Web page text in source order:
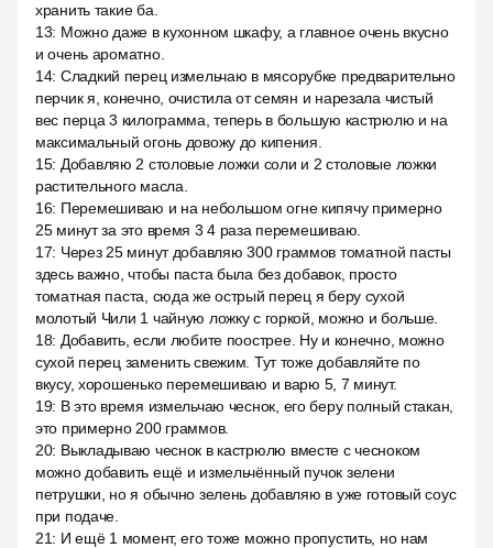
хранить такие ба.
13: Можно даже в кухонном шкафу, а главное очень вкусно
и очень ароматно.
14: Сладкий перец измельчаю в мясорубке предварительно
перчик я, конечно, очистила от семян и нарезала чистый
вес перца 3 килограмма, теперь в большую кастрюлю и на
максимальный огонь довожу до кипения.
15: Добавляю 2 столовые ложки соли и 2 столовые ложки
растительного масла.
16: Перемешиваю и на небольшом огне кипячу примерно
25 минут за это время 3 4 раза перемешиваю.
17: Через 25 минут добавляю 300 граммов томатной пасты
здесь важно, чтобы паста была без добавок, просто
томатная паста, сюда же острый перец я беру сухой
молотый Чили 1 чайную ложку с горкой, можно и больше.
18: Добавить, если любите поострее. Ну и конечно, можно
сухой перец заменить свежим. Тут тоже добавляйте по
вкусу, хорошенько перемешиваю и варю 5, 7 минут.
19: В это время измельчаю чеснок, его беру полный стакан,
это примерно 200 граммов.
20: Выкладываю чеснок в кастрюлю вместе с чесноком
можно добавить ещё и измельчённый пучок зелени
петрушки, но я обычно зелень добавляю в уже готовый соус
при подаче.
21: И ещё 1 момент, его тоже можно пропустить, но нам